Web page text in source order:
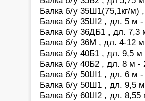
Балка б/у 35Ш1(75,1кг/м)
Балка б/у 35Ш2 , дл. 5 м -
Балка б/у 36ДБ1 , дл. 7,3
Балка б/у 36М , дл. 4-12
Балка б/у 40Б1 , дл. 9,5
Балка б/у 40Б2 , дл. 8 м -
Балка б/у 50Ш1 , дл. 6 м -
Балка б/у 50Ш1 , дл. 9,5
Балка б/у 60Ш2 , дл. 8,55